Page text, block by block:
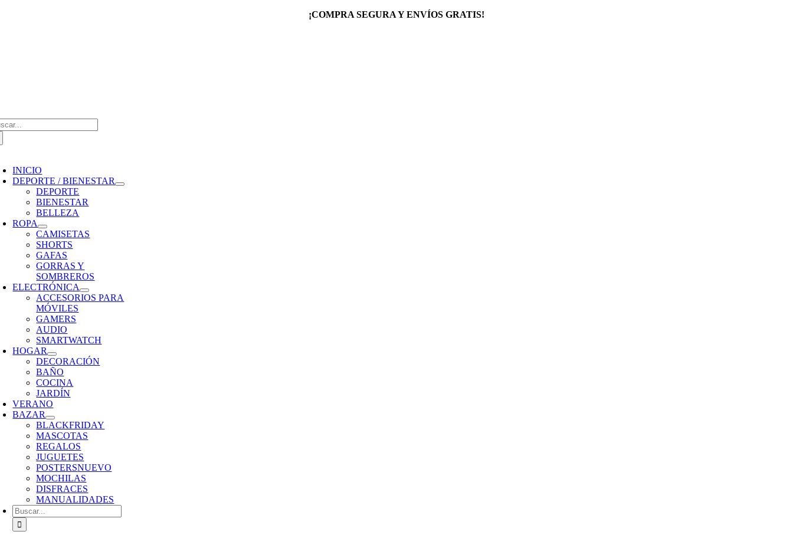
¡COMPRA SEGURA Y ENVÍOS GRATIS!
INICIO
DEPORTE / BIENESTAR
DEPORTE
BIENESTAR
BELLEZA
ROPA
CAMISETAS
SHORTS
GAFAS
GORRAS Y
SOMBREROS
ELECTRÓNICA
ACCESORIOS PARA
MÓVILES
GAMERS
AUDIO
SMARTWATCH
HOGAR
DECORACIÓN
BAÑO
COCINA
JARDÍN
VERANO
BAZAR
BLACKFRIDAY
MASCOTAS
REGALOS
JUGUETES
POSTERSNUEVO
MOCHILAS
DISFRACES
MANUALIDADES
Buscar: